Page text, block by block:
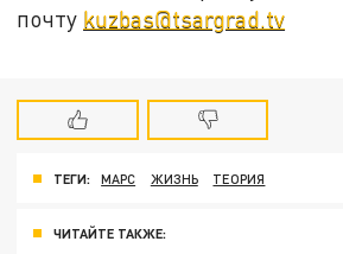
почту kuzbas@tsargrad.tv
ТЕГИ: МАРС ЖИЗНЬ ТЕОРИЯ
ЧИТАЙТЕ ТАКЖЕ: